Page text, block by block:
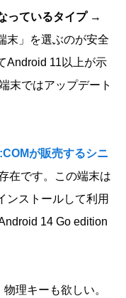
っているタイプ→
末」を選ぶのが安全
Android 11以上が示
末ではアップデート
が販売するシニ
在です。この端末は
ンストールして利用
14 Go edition
理キーも欲しい。